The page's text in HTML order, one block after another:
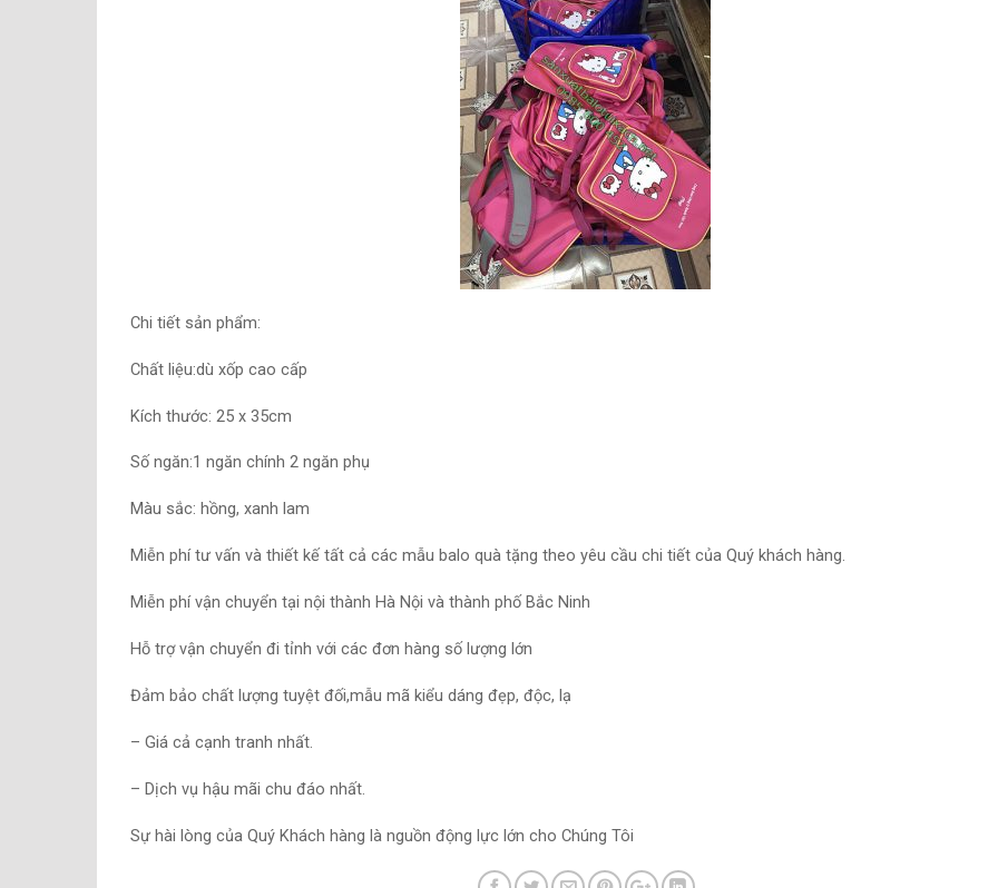
Chi tiết sản phẩm:
Chất liệu:dù xốp cao cấp
Kích thước: 25 x 35cm
Số ngăn:1 ngăn chính 2 ngăn phụ
Màu sắc: hồng, xanh lam
Miễn phí tư vấn và thiết kế tất cả các mẫu balo quà tặng theo yêu cầu chi tiết của Quý khách hàng.
Miễn phí vận chuyển tại nội thành Hà Nội và thành phố Bắc Ninh
Hỗ trợ vận chuyển đi tỉnh với các đơn hàng số lượng lớn
Đảm bảo chất lượng tuyệt đối,mẫu mã kiểu dáng đẹp, độc, lạ
– Giá cả cạnh tranh nhất.
– Dịch vụ hậu mãi chu đáo nhất.
Sự hài lòng của Quý Khách hàng là nguồn động lực lớn cho Chúng Tôi